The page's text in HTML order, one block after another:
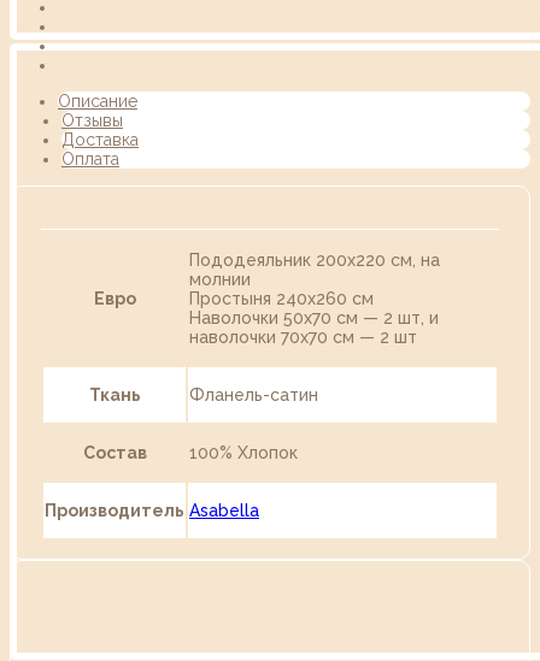
Описание
Отзывы
Доставка
Оплата
Евро
Пододеяльник 200х220 см, на
молнии
Простыня 240х260 см
Наволочки 50х70 см — 2 шт, и
наволочки 70х70 см — 2 шт
Ткань Фланель-сатин
Состав 100% Хлопок
Производитель Asabella